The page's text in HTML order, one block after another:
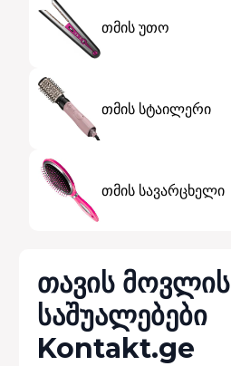
თმის უთო
თმის სტაილერი
თმის სავარცხელი
თავის მოვლის
საშუალებები
Kontakt.ge